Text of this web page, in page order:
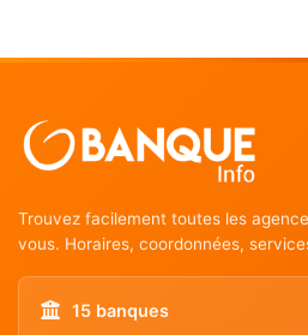
Trouvez facilement toutes les
vous. Horaires, coordonnées,
15 banques